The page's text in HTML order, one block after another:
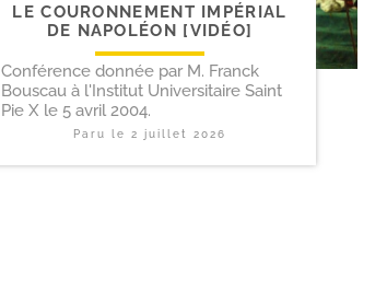
LE COURONNEMENT IMPÉRIAL
DE NAPOLÉON [VIDÉO]
Conférence donnée par M. Franck
Bouscau à l'Institut Universitaire Saint
Pie X le 5 avril 2004.
Paru le 2 juillet 2026